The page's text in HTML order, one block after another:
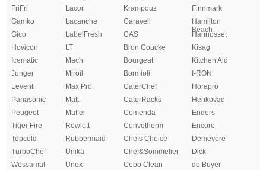
FriFri
Lacor Krampouz
Finnmark
Gamko
Lacanche Caravell
Hamilton
Beach
Gico LabelFresh CAS
Hannosset
Hovicon
LT Bron Coucke
Kisag
Icematic
Mach Bourgeat
Kitchen Aid
Junger
Miroil Bormioli
I-RON
Leventi
Max Pro CaterChef
Horapro
Panasonic
Matt CaterRacks
Henkovac
Peugeot
Matfer Comenda
Enders
Tiger Fire
Rowlett Convotherm
Encore
Topcold
Rubbermaid Chefs Choice
Demeyere
TurboChef
Unika Chef&Sommelier
Dick
Wessamat
Unox Cebo Clean
de Buyer